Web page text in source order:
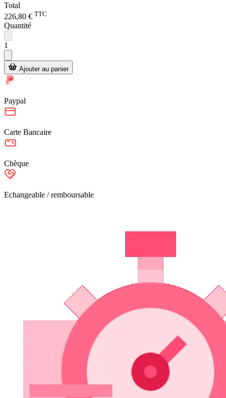
Total
226,80 € TTC
Quantité
1
Ajouter au panier
Paypal
Carte Bancaire
Chèque
Echangeable / remboursable